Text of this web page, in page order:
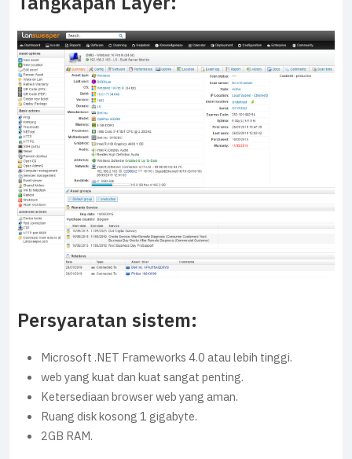
Persyaratan sistem:
Microsoft .NET Frameworks 4.0 atau lebih tinggi.
web yang kuat dan kuat sangat penting.
Ketersediaan browser web yang aman.
Ruang disk kosong 1 gigabyte.
2GB RAM.